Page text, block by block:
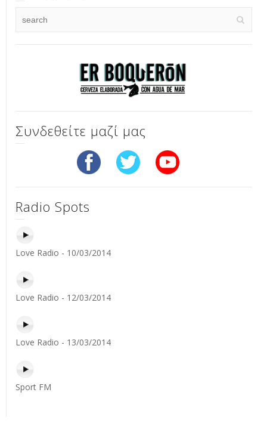
Συνδεθείτε μαζί μας
Radio Spots
Love Radio - 10/03/2014
Love Radio - 12/03/2014
Love Radio - 13/03/2014
Sport FM